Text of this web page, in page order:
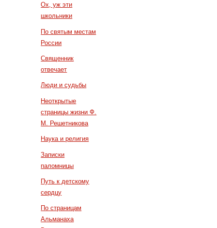
Ох, уж эти
школьники
По святым местам
России
Священник
отвечает
Люди и судьбы
Неоткрытые
страницы жизни Ф.
М. Решетникова
Наука и религия
Записки
паломницы
Путь к детскому
сердцу
По страницам
Альманаха